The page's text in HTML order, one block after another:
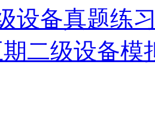
设备真题练
二级设备模